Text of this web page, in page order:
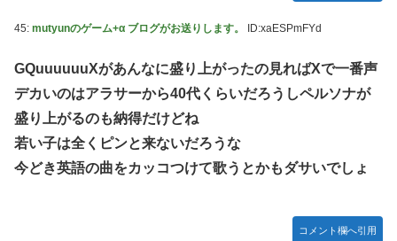
45: mutyunのゲーム+α ブログがお送りします。 ID:xaESPmFYd
GQuuuuuuXがあんなに盛り上がったの見ればXで一番声
デカいのはアラサーから40代くらいだろうしペルソナが
盛り上がるのも納得だけどね
若い子は全くピンと来ないだろうな
今どき英語の曲をカッコつけて歌うとかもダサいでしょ
コメント欄へ引用